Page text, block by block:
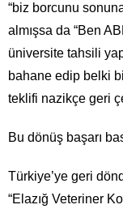
“biz borcunu
almışsa da “Ben
üniversite tahsili
bahane edip belki
teklifi nazikçe geri
Bu dönüş başarı
Türkiye’ye geri
“Elazığ Veteriner